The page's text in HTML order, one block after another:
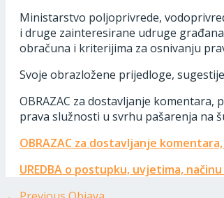
Ministarstvo poljoprivrede,
i druge zainteresirane udruge
obračuna i kriterijima za osnivanju
Svoje obrazložene prijedloge,
OBRAZAC za dostavljanje
prava služnosti u svrhu pašarenja na
OBRAZAC za dostavljanje
UREDBA o postupku, uvjetima,